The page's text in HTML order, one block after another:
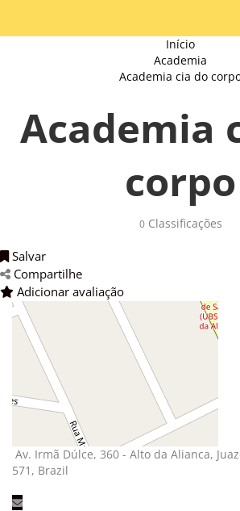
Início
Academia
Academia cia do
Academia
corpo
0Classificações
Salvar
Compartilhe
Adicionar avaliação
Av. Irmã Dúlce, 360 - Alto da Alianca,
571, Brazil